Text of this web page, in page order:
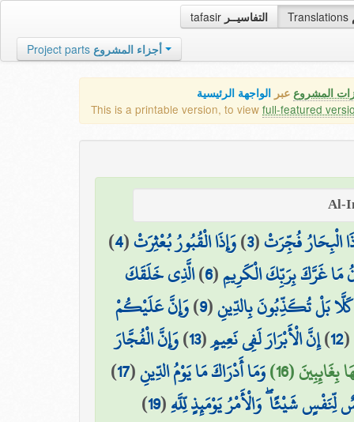
tafasir التفاسيــر Translations
Project parts أجزاء المشروع
المشروع عبر الواجهة الرئيسية
This is a printable version, to view full-featured
الْبِحَارُ فُجِّرَتْ(
3
)وَإِذَا الْقُبُورُ بُعْثِرَتْ(
4
)
مَا غَرَّكَ بِرَبِّكَ الْكَرِيمِ(
6
)الَّذِي خَلَقَكَ
كَلَّا بَلْ تُكَذِّبُونَ بِالدِّينِ(
9
)وَإِنَّ عَلَيْكُمْ
(
12
)إِنَّ الْأَبْرَارَ لَفِي نَعِيمٍ(
13
)وَإِنَّ الْفُجَّارَ
(16)
وَمَا أَدْرَاكَ مَا يَوْمُ الدِّينِ(
17
)
شَيْئًا ۖ وَالْأَمْرُ يَوْمَئِذٍ لِّلَّهِ(
19
)